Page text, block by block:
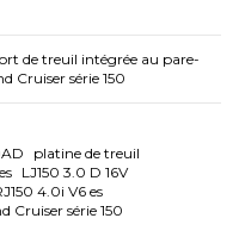
de treuil intégrée au pare-
Cruiser série 150
platine de treuil
LJ150 3.0 D 16V
4.0i V6 es
Cruiser série 150